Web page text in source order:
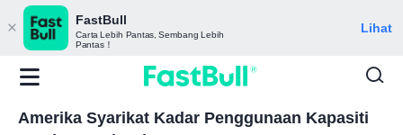
FastBull
Carta Lebih Pantas, Sembang Lebih
Pantas！
Lihat
Amerika Syarikat Kadar Penggunaan Kapasiti